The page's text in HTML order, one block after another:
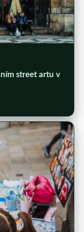
street artu v